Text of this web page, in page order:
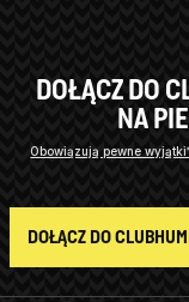
DOŁĄCZ DO
NA
Obowiązują pewne
DOŁĄCZ DO